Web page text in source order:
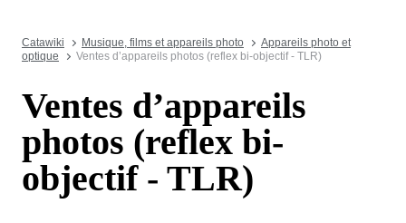
Catawiki Musique, films et appareils photo
Appareils photo et
optique
Ventes d’appareils photos (reflex bi-objectif - TLR)
Ventes d’appareils
photos (reflex bi-
objectif - TLR)